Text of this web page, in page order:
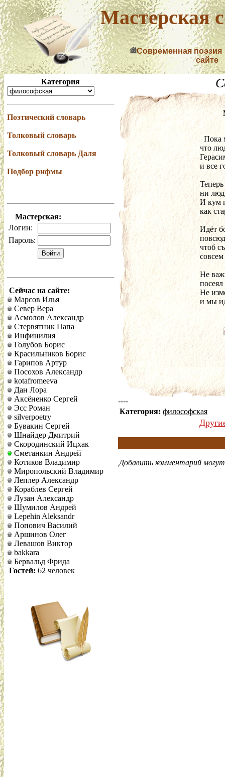
Мастерская
Современная поэзия
сайте
Категория
Поэтический словарь
Толковый словарь
Толковый словарь Даля
Подбор рифмы
Мастерская:
Логин:
Пароль:
Сейчас на сайте:
Марсов Илья
Север Вера
Асмолов Александр
Стервятник Папа
Инфинилия
Голубов Борис
Красильников Борис
Гарипов Артур
Посохов Александр
kotafromeeva
Дан Лора
Аксёненко Сергей
Эсс Роман
silverpoetry
Бувакин Сергей
Шнайдер Дмитрий
Скородинский Ицхак
Сметанкин Андрей
Котиков Владимир
Миропольский Владимир
Леплер Александр
Кораблев Сергей
Лузан Александр
Шумилов Андрей
Lepehin Aleksandr
Попович Василий
Аршинов Олег
Левашов Виктор
bakkara
Бервальд Фрида
Гостей: 62 человек
что
и все
ни
И кум
как
Идёт
чтоб
Не
посеял
Не
и мы
----
Категория: философская
Добавить комментарий